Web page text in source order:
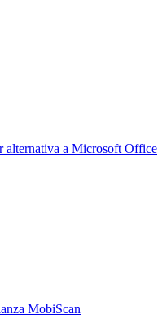
a Microsoft Office
MobiScan